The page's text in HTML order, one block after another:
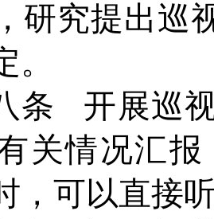
研究提出巡
条
开展巡
关情况汇
，可以直接